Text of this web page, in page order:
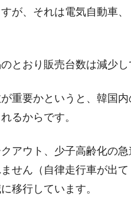
『SKハイニックス』2026年2Q
国株式市場の暴落・本日07月
イオンズ」とは？
が、それは電気自動車
とおり販売台数は減少し
重要かというと、韓国
るからです。
アウト、少子高齢化の
せん（自律走行車が出
移行しています。